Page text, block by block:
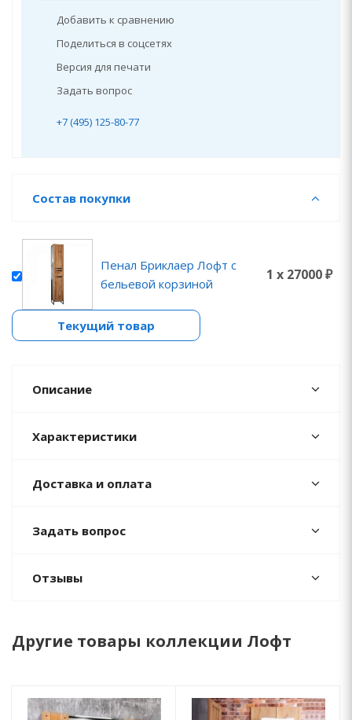
Добавить к сравнению
Поделиться в соцсетях
Версия для печати
Задать вопрос
+7 (495) 125-80-77
Состав покупки
Пенал Бриклаер Лофт с
бельевой корзиной
1 x 27000 ₽
Текущий товар
Описание
Характеристики
Доставка и оплата
Задать вопрос
Отзывы
Другие товары коллекции Лофт